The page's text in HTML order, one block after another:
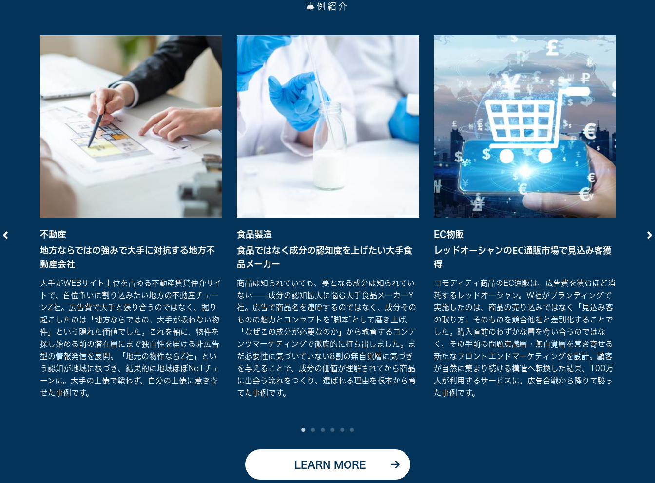
事例紹介
不動産
地方ならではの強みで大手に対抗する地方不
動産会社
大手がWEBサイト上位を占める不動産賃貸仲介サイ
トで、首位争いに割り込みたい地方の不動産チェー
ンZ社。広告費で大手と張り合うのではなく、掘り
起こしたのは「地方ならではの、大手が扱わない物
件」という隠れた価値でした。これを軸に、物件を
探し始める前の潜在層にまで独自性を届ける非広告
型の情報発信を展開。「地元の物件ならZ社」とい
う認知が地域に根づき、結果的に地域ほぼNo1チェ
ーンに。大手の土俵で戦わず、自分の土俵に惹き寄
せた事例です。
食品製造
食品ではなく成分の認知度を上げたい大手食
品メーカー
商品は知られていても、要となる成分は知られてい
ない——成分の認知拡大に悩む大手食品メーカーY
社。広告で商品名を連呼するのではなく、成分その
ものの魅力とコンセプトを”脚本”として磨き上げ、
「なぜこの成分が必要なのか」から教育するコンテ
ンツマーケティングで徹底的に打ち出しました。ま
だ必要性に気づいていない8割の無自覚層に気づき
を与えることで、成分の価値が理解されてから商品
に出会う流れをつくり、選ばれる理由を根本から育
てた事例です。
EC物販
レッドオーシャンのEC通販市場で見込み客獲
得
コモディティ商品のEC通販は、広告費を積むほど消
耗するレッドオーシャン。W社がブランディングで
実施したのは、商品の売り込みではなく「見込み客
の取り方」そのものを競合他社と差別化することで
した。購入直前のわずかな層を奪い合うのではな
く、その手前の問題意識層・無自覚層を惹き寄せる
新たなフロントエンドマーケティングを設計。顧客
が自然に集まり続ける構造へ転換した結果、100万
人が利用するサービスに。広告合戦から降りて勝っ
た事例です。
保険
LEARN MORE